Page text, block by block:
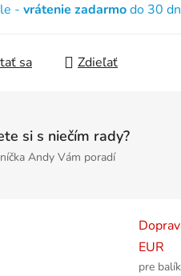
- vrátenie zadarmodo 30
sa Zdieľať
si s niečím rady?
Andy Vám poradí
EUR
pre